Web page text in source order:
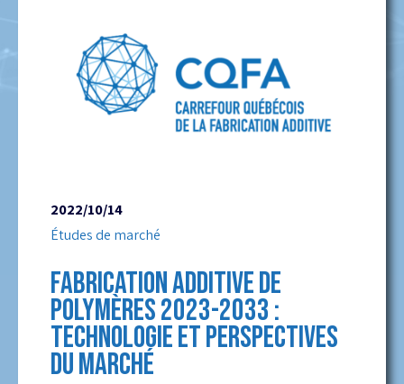
2022/10/14
Études de marché
FABRICATION ADDITIVE DE
POLYMÈRES 2023-2033 :
TECHNOLOGIE ET PERSPECTIVES
DU MARCHÉ